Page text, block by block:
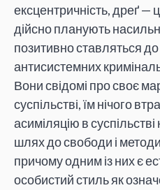
ексцентричність, дреґ —
дійсно планують
позитивно ставляться
антисистемних
Вони свідомі про своє
суспільстві, їм нічого
асиміляцію в
шлях до свободи і
причому одним із них є
особистий стиль як